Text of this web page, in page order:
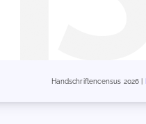
Handschriftencensus 2026 |